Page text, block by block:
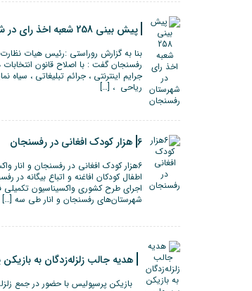
پیش بینی 258 شعبه اخذ رای در شهرستان رفسنجان
بنا به گزارش روراستی :رئیس هیات
رفسنجان گفت : با اصلاح قانون
جرایم اینترنتی ، جرائم تبلیغاتی ،
ریاحی ، […]
6هزار کودک افغانی در رفسنجان
6هزار کودک افغانی در رفسنجان و
اطفال کودکان افاغنه و اتباع بیگانه در
اجرای طرح کشوری واکسیناسیون
شهرستان‌های رفسنجان و انار طی سه […]
هدیه جالب زلزله‌زدگان به
بازیکن پرسپولیس با حضور در جمع زلزله زده های